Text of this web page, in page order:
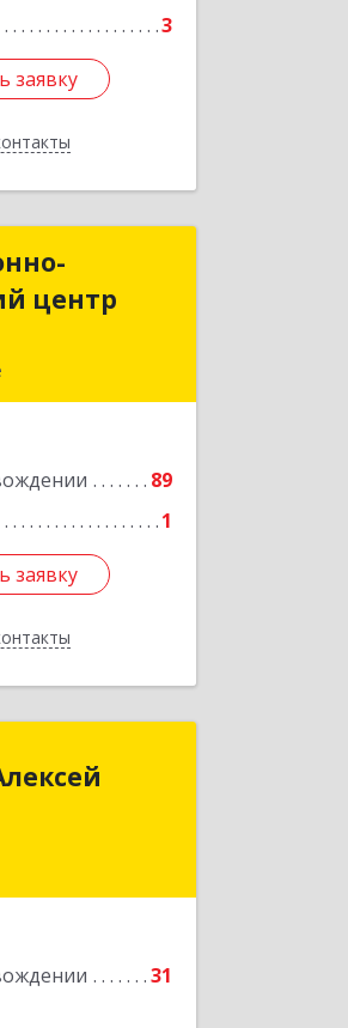
3
заявку
заявку
центр
89
1
заявку
центр
Подробнее
заявку
31
Алексей
Яковлевич
Подробнее